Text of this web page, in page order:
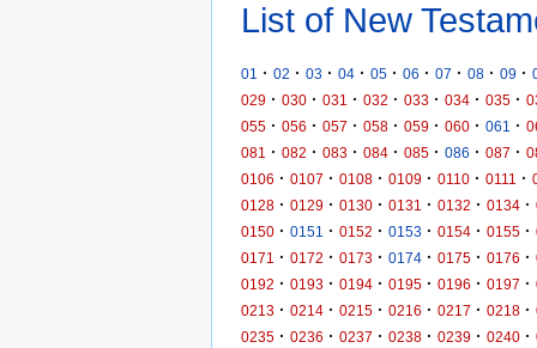
List of New
01 · 02 · 03 · 04 · 05 · 06 · 07 · 08 · 09 ·
029 · 030 · 031 · 032 · 033 · 034 · 035 ·
055 · 056 · 057 · 058 · 059 · 060 · 061 ·
081
· 082 · 083 · 084 · 085 · 086 · 087 ·
0106 · 0107 · 0108 · 0109 · 0110 · 0111 ·
0128 · 0129 · 0130 · 0131 · 0132 · 0134 ·
0150 · 0151 · 0152 · 0153 · 0154 · 0155 ·
0171
· 0172 · 0173 · 0174 · 0175 · 0176 ·
0192 · 0193 · 0194 · 0195 · 0196 · 0197 ·
0213 · 0214 · 0215 · 0216 · 0217 · 0218 ·
0235 · 0236 · 0237 · 0238 · 0239 · 0240 ·